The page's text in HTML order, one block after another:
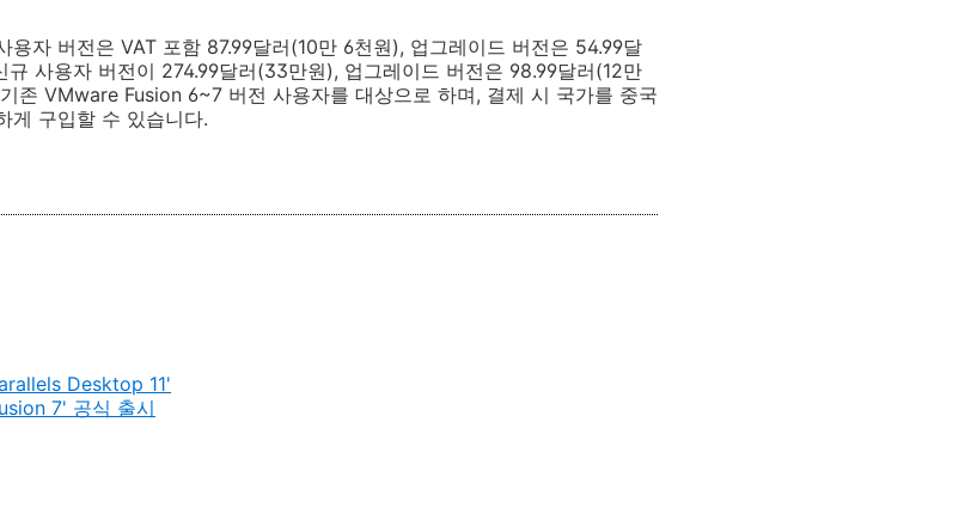
용자 버전은 VAT 포함 87.99달러(10만 6천원), 업그레이드 버전은 54.99달
사용자 버전이 274.99달러(33만원), 업그레이드 버전은 98.99달러(12만
존 VMware Fusion 6~7 버전 사용자를 대상으로 하며, 결제 시 국가를 중국
게 구입할 수 있습니다.
Desktop 11'
7' 공식 출시